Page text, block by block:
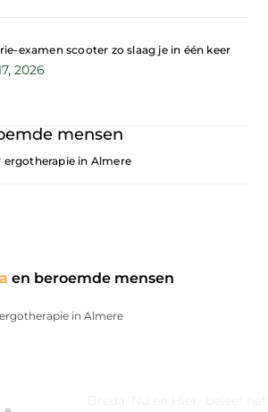
examen scooter zo slaag je in één keer
2026
mensen
ergotherapie in Almere
en beroemde mensen
in Almere